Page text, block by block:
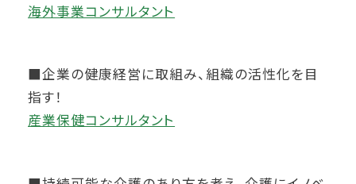
海外事業コンサルタント
■企業の健康経営に取組み、組織の活性化を目
指す！
産業保健コンサルタント